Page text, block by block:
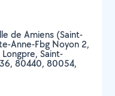
de Amiens (Saint-
Anne-Fbg Noyon 2,
Saint-
80440, 80054,